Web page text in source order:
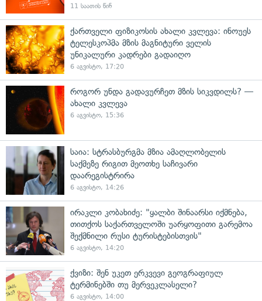
11 საათის წინ
ქართველი ფიზიკოსის ახალი კვლევა: ინოუეს
ტელესკოპმა მზის მაგნიტური ველის
უნიკალური კადრები გადაიღო
6 აგვისტო, 17:20
როგორ უნდა გადავურჩეთ მზის სიკვდილს? —
ახალი კვლევა
6 აგვისტო, 15:36
საია: სტრასბურგმა მზია ამაღლობელის
საქმეზე რიგით მეოთხე საჩივარი
დაარეგისტრირა
6 აგვისტო, 14:26
ირაკლი კობახიძე: "ყალბი შინაარსი იქმნება,
თითქოს საქართველოში უარყოფითი გარემოა
შექმნილი რუსი ტურისტებისთვის"
6 აგვისტო, 14:20
ქვიზი: შენ უკეთ ერკვევი გეოგრაფიულ
ტერმინებში თუ მერვეკლასელი?
6 აგვისტო, 14:00